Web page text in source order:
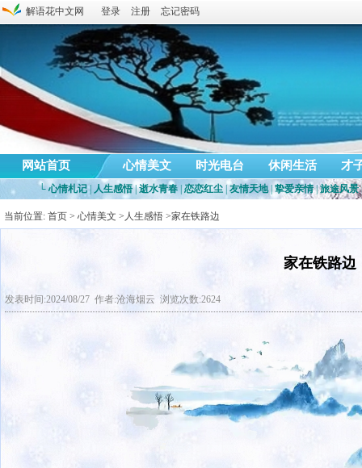
登录 注册 忘记密码
解语花中文网
心情美文 时光电台 休闲生活 才
网站首页
└心情札记 人生感悟 |逝水青春 恋恋红尘 友情天地 挚爱亲情 |旅途风景
当前位置: 首页 > 心情美文 > 人生感悟 >家在铁路边
家在铁路边
发表时间:2024/08/27 作者:沧海烟云 浏览次数:2624